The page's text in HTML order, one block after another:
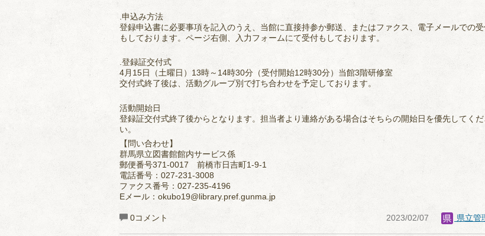
.申込み方法
登録申込書に必要事項を記入のうえ、当館に直接持参か郵送、またはファクス、電子メールでの
もしております。ページ右側、入力フォームにて受付もしております。
.登録証交付式
4月15日（土曜日）13時～14時30分（受付開始12時30分）当館3階研修室
交付式終了後は、活動グループ別で打ち合わせを予定しております。
活動開始日
登録証交付式終了後からとなります。担当者より連絡がある場合はそちらの開始日を優先してくだ
い。
【問い合わせ】
群馬県立図書館館内サービス係
郵便番号371-0017 前橋市日吉町1-9-1
電話番号：027-231-3008
ファクス番号：027-235-4196
Eメール：okubo19@library.pref.gunma.jp
0コメント 2023/02/07 県立管